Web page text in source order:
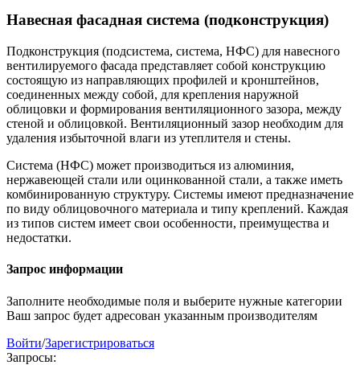
Навесная фасадная система (подконструкция)
Подконструкция (подсистема, система, НФС) для навесного
вентилируемого фасада представляет собой конструкцию
состоящую из направляющих профилей и кронштейнов,
соединенных между собой, для крепления наружной
облицовки и формирования вентиляционного зазора, между
стеной и облицовкой. Вентиляционный зазор необходим для
удаления избыточной влаги из утеплителя и стены.
Система (НФС) может производиться из алюминия,
нержавеющей стали или оцинкованной стали, а также иметь
комбинированную структуру. Системы имеют предназначение
по виду облицовочного материала и типу креплений. Каждая
из типов систем имеет свои особенности, преимущества и
недостатки.
Запрос информации
Заполните необходимые поля и выберите нужные категории
Ваш запрос будет адресован указанным производителям
Войти/Зарегистрироваться
Запросы: